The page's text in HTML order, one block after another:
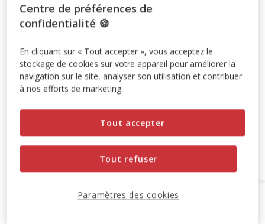
-10% sur votre première commande* avec votre Carte
Animalis. Offre non cumulable aux autres promotions en
cours.
Voir conditions
Code: WELCOME10 Copier
Prix 24.99€, 1.56 EUR par litre
24.99€ (1.56€ / litre)
Options de livraison
Centre de préférences de
confidentialité 🍪
En cliquant sur « Tout accepter », vous acceptez le
stockage de cookies sur votre appareil pour améliorer la
navigation sur le site, analyser son utilisation et contribuer
à nos efforts de marketing.
Tout refuser
Tout accepter
Paramètres des cookies